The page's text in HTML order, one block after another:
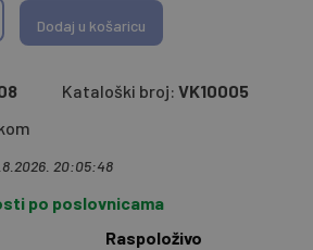
Dodaj u košaricu
Kataloški broj: VK10005
20:05:48
po poslovnicama
Raspoloživo